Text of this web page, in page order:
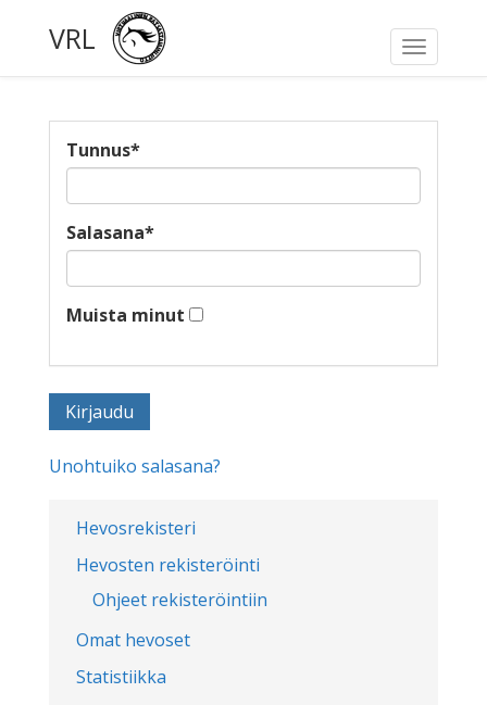
Toggle
VRL
Hevosrekisteri
Hevosten rekisteröinti
Ohjeet rekisteröintiin
Omat hevoset
Statistiikka
Tunnus*
Salasana*
Muista minut
Unohtuiko salasana?